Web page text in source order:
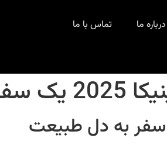
درباره ما تماس با ما